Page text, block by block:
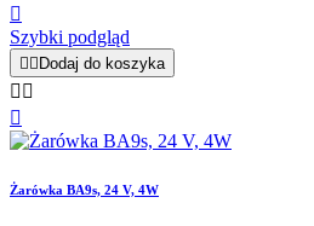

Szybki podgląd
  Dodaj do koszyka
 

Żarówka BA9s, 24 V, 4W